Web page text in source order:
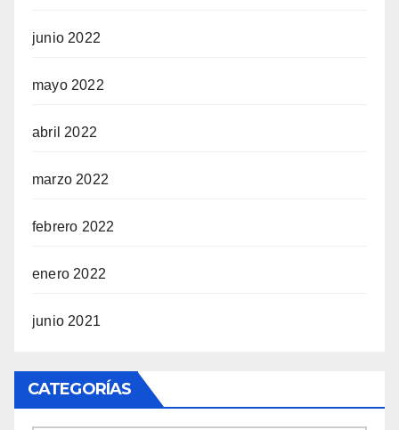
junio 2022
mayo 2022
abril 2022
marzo 2022
febrero 2022
enero 2022
junio 2021
CATEGORÍAS